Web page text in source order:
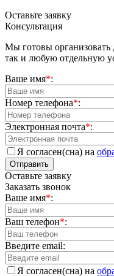
Оставьте заявку
Консультация
Мы готовы организовать
так и любую отдельную
Ваше имя*:
Номер телефона*:
Электронная почта*:
Я согласен(сна) на
Отправить
Оставьте заявку
Заказать звонок
Ваше имя*:
Ваш телефон*:
Введите email:
Я согласен(сна) на